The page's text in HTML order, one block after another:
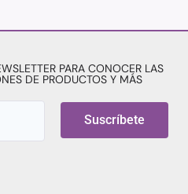
PARA CONOCER LAS
DE PRODUCTOS Y MÁS
Suscríbete